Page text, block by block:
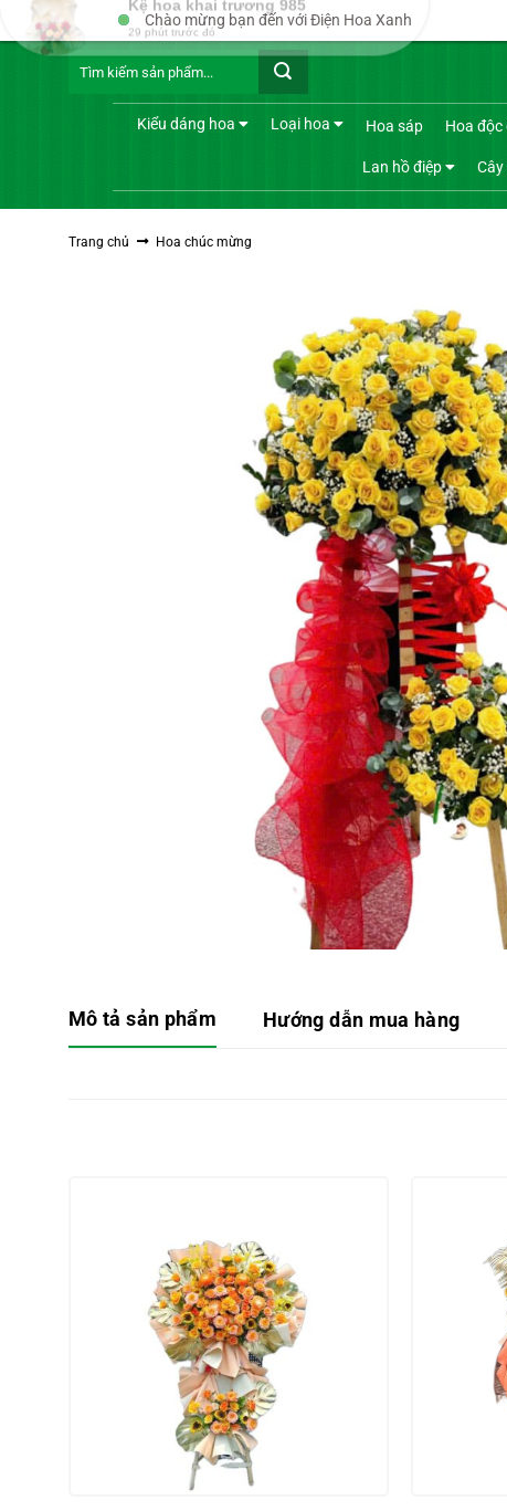
qua
Chào mừng bạn đến với Điện Hoa Xanh
Tìm
kiếm:
Kiểu dáng hoa Loại hoa Hoa sáp Hoa độc
Lan hồ điệp
Trang chủ Hoa chúc mừng
Mô tả sản phẩm Hướng dẫn mua hàng